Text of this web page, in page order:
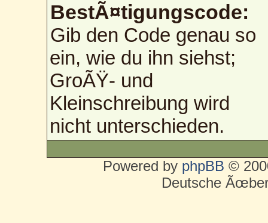
BestÃ¤tigungscode:
Gib den Code genau so
ein, wie du ihn siehst;
GroÃŸ- und
Kleinschreibung wird
nicht unterschieden.
Powered by phpBB ©
Deutsche